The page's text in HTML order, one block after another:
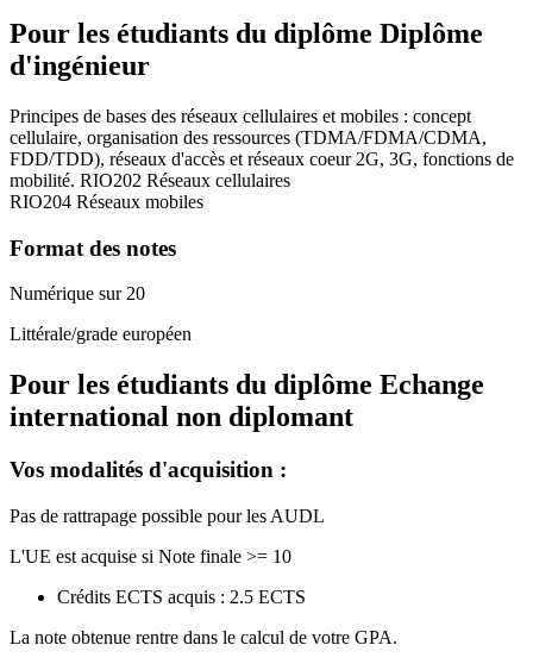
Pour les étudiants du diplôme Diplôme
d'ingénieur
Principes de bases des réseaux cellulaires et mobiles : concept
cellulaire, organisation des ressources (TDMA/FDMA/CDMA,
FDD/TDD), réseaux d'accès et réseaux coeur 2G, 3G, fonctions de
mobilité. RIO202 Réseaux cellulaires
RIO204 Réseaux mobiles
Format des notes
Numérique sur 20
Littérale/grade européen
Pour les étudiants du diplôme Echange
international non diplomant
Vos modalités d'acquisition :
Pas de rattrapage possible pour les AUDL
L'UE est acquise si Note finale >= 10
Crédits ECTS acquis : 2.5 ECTS
La note obtenue rentre dans le calcul de votre GPA.